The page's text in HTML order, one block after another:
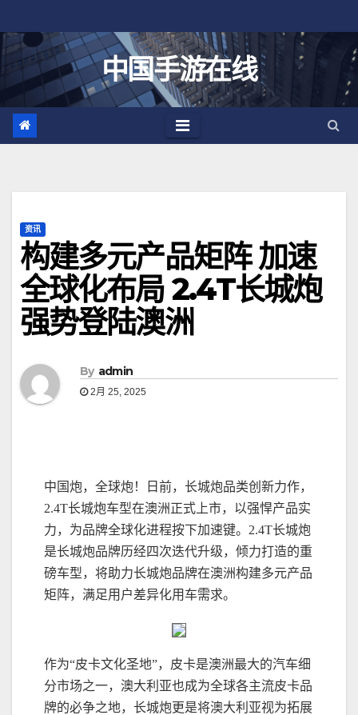
至
中国手游在线
资讯
构建多元产品矩阵 加速
全球化布局 2.4T长城炮
强势登陆澳洲
By admin
2月 25, 2025
中国炮，全球炮！日前，长城炮品类创新力作，
2.4T长城炮车型在澳洲正式上市，以强悍产品实
力，为品牌全球化进程按下加速键。2.4T长城炮
是长城炮品牌历经四次迭代升级，倾力打造的重
磅车型，将助力长城炮品牌在澳洲构建多元产品
矩阵，满足用户差异化用车需求。
作为“皮卡文化圣地”，皮卡是澳洲最大的汽车细
分市场之一，澳大利亚也成为全球各主流皮卡品
牌的必争之地，长城炮更是将澳大利亚视为拓展